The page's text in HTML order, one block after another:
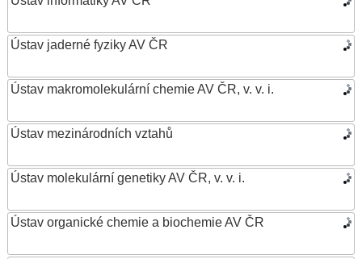
Ústav jaderné fyziky AV ČR
Ústav makromolekulární chemie AV ČR, v. v. i.
Ústav mezinárodních vztahů
Ústav molekulární genetiky AV ČR, v. v. i.
Ústav organické chemie a biochemie AV ČR